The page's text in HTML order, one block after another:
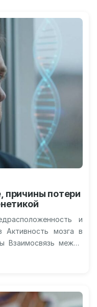
причины потери
и
Активность мозга в
Взаимосвязь между
фона Мир